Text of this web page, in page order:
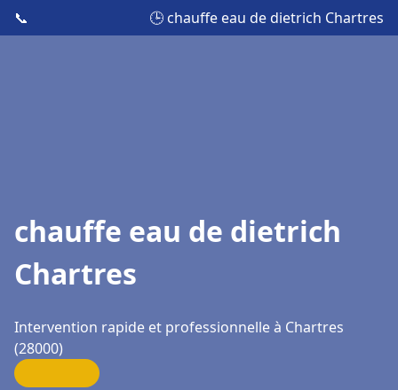
📞 🕒 chauffe eau de dietrich Chartres
chauffe eau de dietrich
Chartres
Intervention rapide et professionnelle à Chartres
(28000)